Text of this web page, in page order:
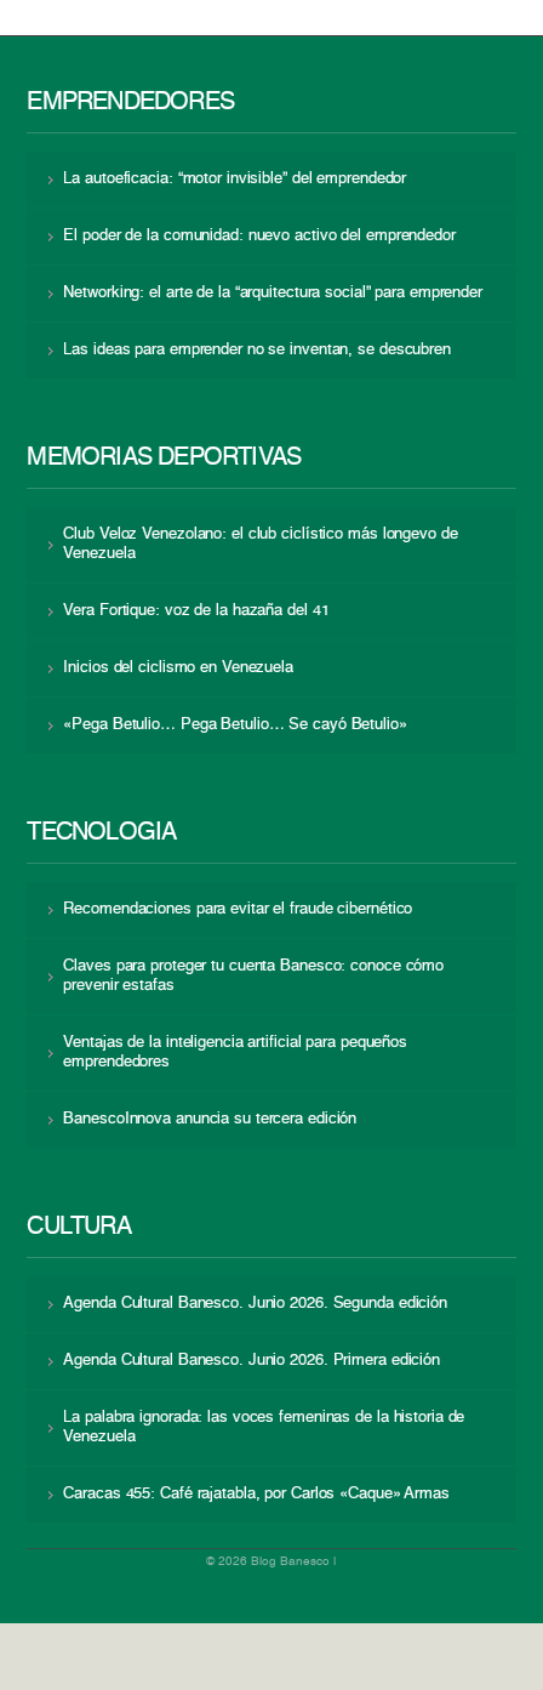
EMPRENDEDORES
La autoeficacia: “motor invisible” del emprendedor
El poder de la comunidad: nuevo activo del emprendedor
Networking: el arte de la “arquitectura social” para emprender
Las ideas para emprender no se inventan, se descubren
MEMORIAS DEPORTIVAS
Club Veloz Venezolano: el club ciclístico más longevo de
Venezuela
Vera Fortique: voz de la hazaña del 41
Inicios del ciclismo en Venezuela
«Pega Betulio… Pega Betulio… Se cayó Betulio»
TECNOLOGÍA
Recomendaciones para evitar el fraude cibernético
Claves para proteger tu cuenta Banesco: conoce cómo
prevenir estafas
Ventajas de la inteligencia artificial para pequeños
emprendedores
BanescoInnova anuncia su tercera edición
CULTURA
Agenda Cultural Banesco. Junio 2026. Segunda edición
Agenda Cultural Banesco. Junio 2026. Primera edición
La palabra ignorada: las voces femeninas de la historia de
Venezuela
Caracas 455: Café rajatabla, por Carlos «Caque» Armas
© 2026 Blog Banesco |